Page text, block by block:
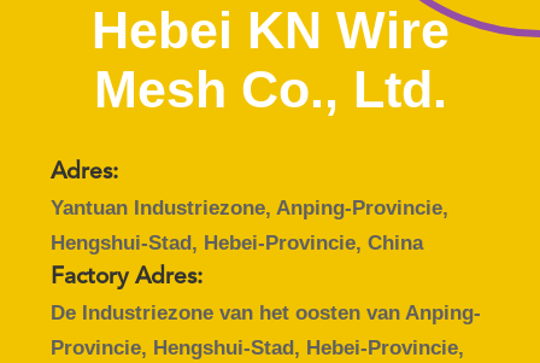
NEEM
CONTACT
ONS
NIEUWS
OFFERTE
Hebei KN Wire
Mesh Co., Ltd.
Adres:
Yantuan Industriezone, Anping-Provincie,
Hengshui-Stad, Hebei-Provincie, China
Factory Adres:
De Industriezone van het oosten van Anping-
Provincie, Hengshui-Stad, Hebei-Provincie,